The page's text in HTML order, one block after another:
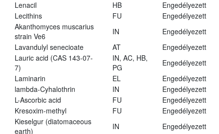
Lenacil
HB
Engedélyezett
Lecithins
FU
Engedélyezett
Akanthomyces muscarius
strain Ve6
IN
Engedélyezett
Lavandulyl senecioate
AT
Engedélyezett
Lauric acid (CAS 143-07-
7)
IN, AC, HB,
PG
Engedélyezett
Laminarin
EL
Engedélyezett
lambda-Cyhalothrin
IN
Engedélyezett
L-Ascorbic acid
FU
Engedélyezett
Kresoxim-methyl
FU
Engedélyezett
Kieselgur (diatomaceous
earth)
IN
Engedélyezett